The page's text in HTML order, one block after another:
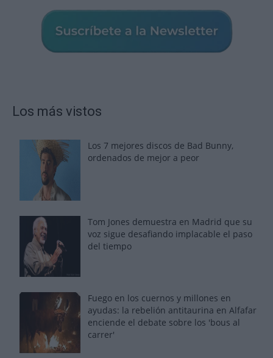
Los más vistos
Los 7 mejores discos de Bad Bunny,
ordenados de mejor a peor
Tom Jones demuestra en Madrid que su
voz sigue desafiando implacable el paso
del tiempo
Fuego en los cuernos y millones en
ayudas: la rebelión antitaurina en Alfafar
enciende el debate sobre los 'bous al
carrer'